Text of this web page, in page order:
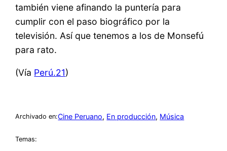
también viene afinando la puntería para
cumplir con el paso biográfico por la
televisión. Así que tenemos a los de Monsefú
para rato.
(Vía Perú.21)
Archivado en:Cine Peruano, En producción, Música
Temas: